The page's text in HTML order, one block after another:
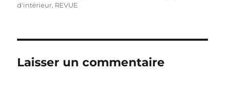
le
d'intérieur, REVUE
Laisser un commentaire